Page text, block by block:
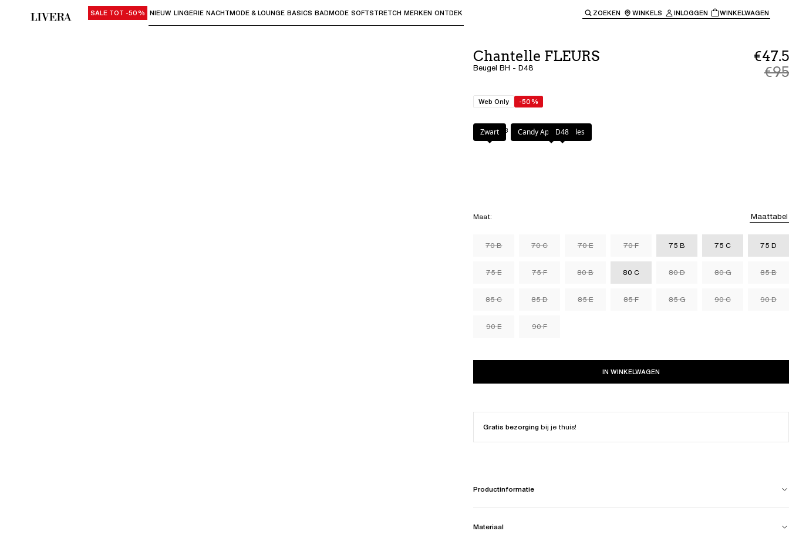
Gebruik "Pijl omlaag" of "Enter" om submenu's te openen en "Pijl omhoog" of "Escape" om terug te keren naar de hoofdnavigatie.
SALE TOT -50% NIEUW LINGERIE NACHTMODE & LOUNGE BASICS BADMODE SOFTSTRETCH MERKEN ONTDEK ZOEKEN WINKELS INLOGGEN WINKELWAGEN
Chantelle FLEURS
Beugel BH - D48
€47.5
€95
Web Only -50%
Kleur: D48
Zwart Candy Apple Shades
D48
Maat: Maattabel
70 B 70 C 70 E 70 F 75 B 75 C 75 D
75 E 75 F 80 B 80 C 80 D 80 G 85 B
85 C 85 D 85 E 85 F 85 G 90 C 90 D
90 E 90 F
IN WINKELWAGEN
Gratis bezorgingbij je thuis!
Productinformatie
Materiaal